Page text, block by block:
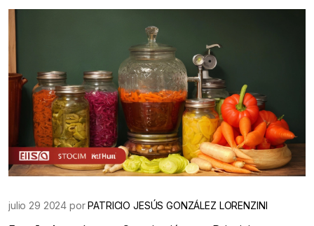
julio 29 2024 porPATRICIO JESÚS GONZÁLEZ LORENZINI